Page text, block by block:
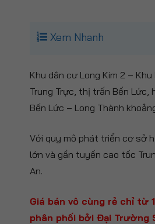
Xem Nhanh
Khu dân cư Long Kim 2 –
Trung Trực, thị trấn Bến Lức,
Bến Lức – Long Thành
Với quy mô phát triển cơ sở
lớn và gần tuyến cao tốc
An.
Giá bán vô cùng rẻ chỉ từ
phân phối bởi Đại Trường